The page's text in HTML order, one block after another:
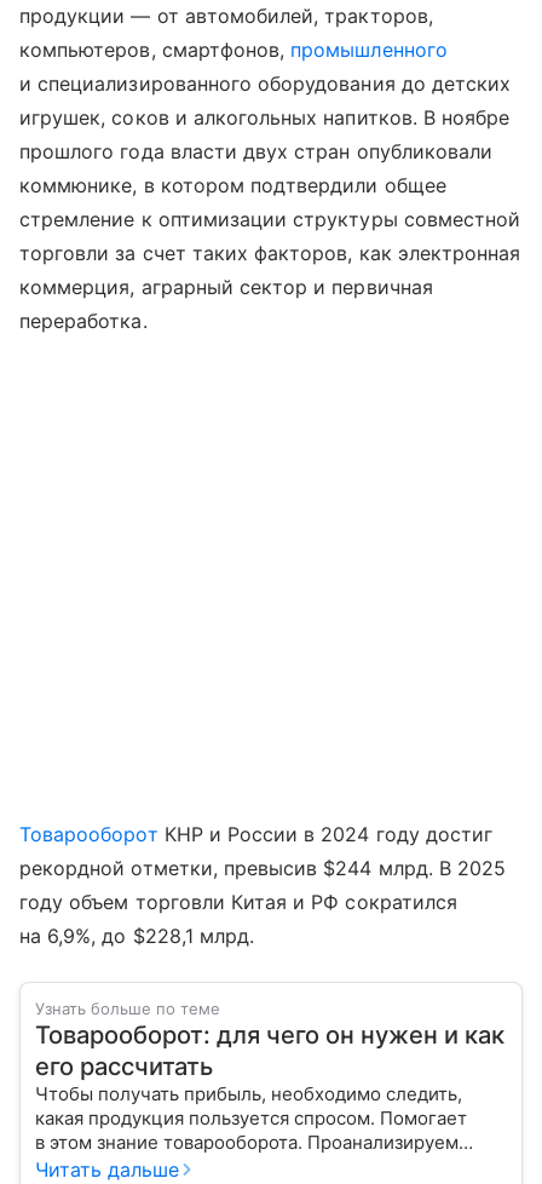
продукции — от автомобилей, тракторов,
компьютеров, смартфонов, промышленного
и специализированного оборудования до детских
игрушек, соков и алкогольных напитков. В ноябре
прошлого года власти двух стран опубликовали
коммюнике, в котором подтвердили общее
стремление к оптимизации структуры совместной
торговли за счет таких факторов, как электронная
коммерция, аграрный сектор и первичная
переработка.
Товарооборот КНР и России в 2024 году достиг
рекордной отметки, превысив $244 млрд. В 2025
году объем торговли Китая и РФ сократился
на 6,9%, до $228,1 млрд.
Узнать больше по теме
Товарооборот: для чего он нужен и как
его рассчитать
Чтобы получать прибыль, необходимо следить,
какая продукция пользуется спросом. Помогает
в этом знание товарооборота. Проанализируем
вместе с экспертом виды этого показателя, его
Читать дальше